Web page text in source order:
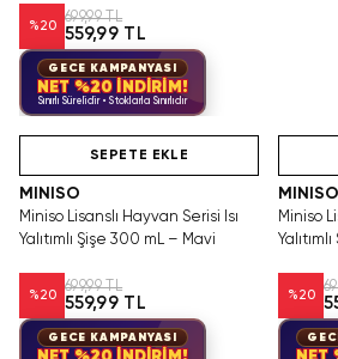
%20
699,99 TL
559,99 TL
GECE KAMPANYASI
NET %20 İNDİRİM!
Sınırlı Sürelidir • Stoklarla Sınırlıdır
SEPETE EKLE
MINISO
Miniso Lisanslı Hayvan Serisi Isı
Yalıtımlı Şişe 300 mL – Mavi
%20
699,99 TL
559,99 TL
GECE KAMPANYASI
MINISO
Miniso
%20